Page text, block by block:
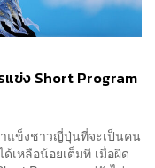
แข่ง Short Program
แข็งชาวญี่ปุ่นที่จะเป็นคน
เหลือน้อยเต็มที เมื่อผิด